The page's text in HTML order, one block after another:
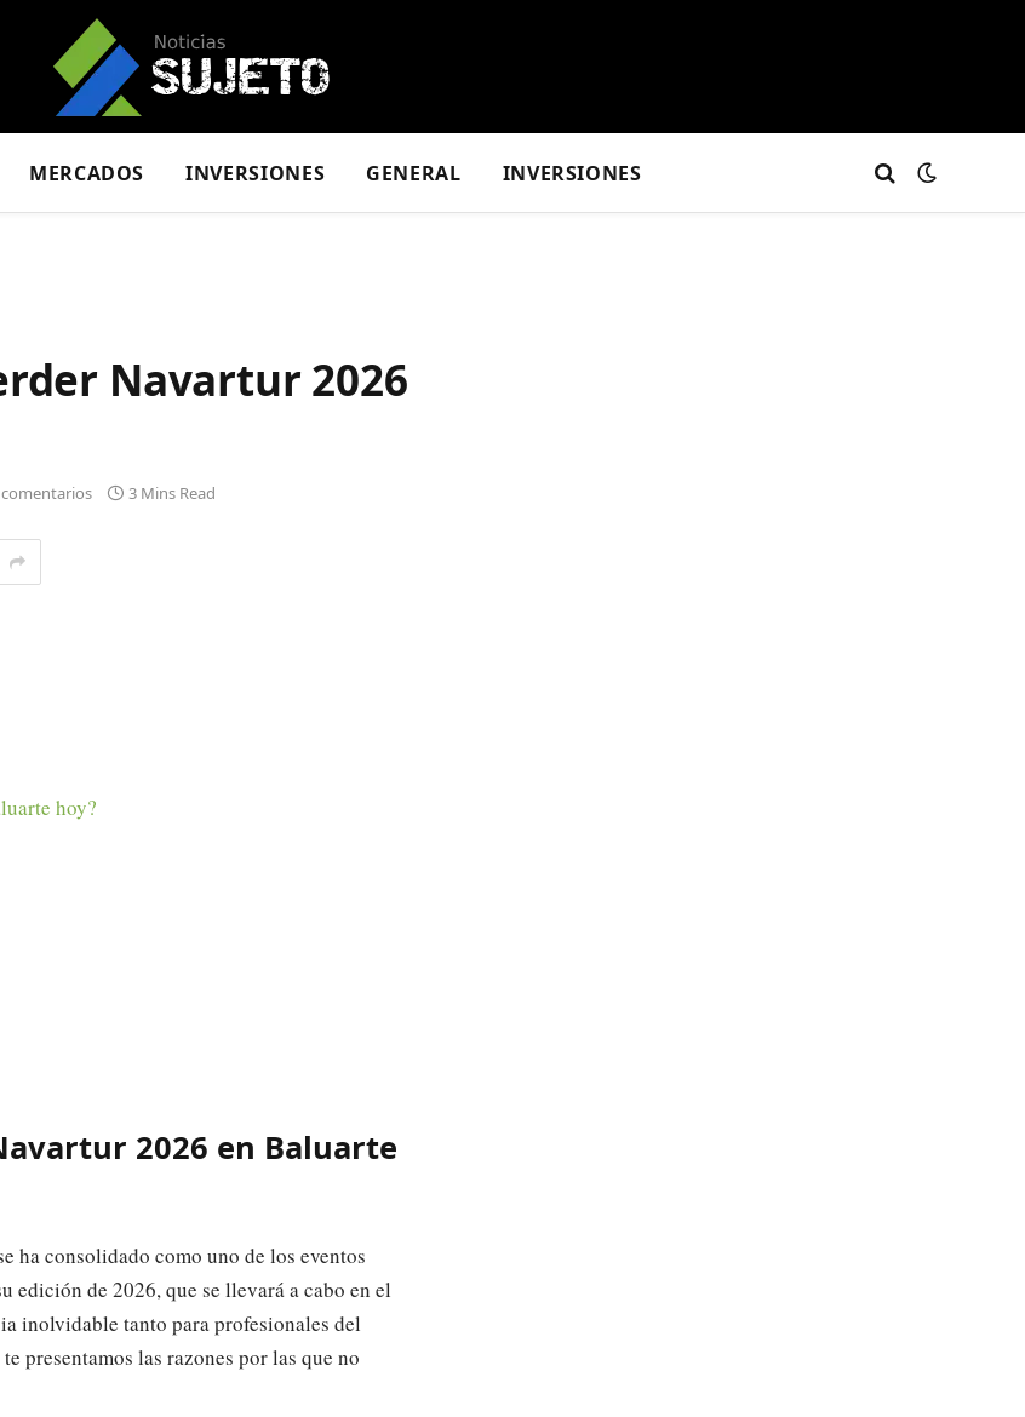
MERCADOS INVERSIONES GENERAL INVERSIONES
Navartur 2026
3 Mins Read
hoy?
2026 en Baluarte
ha consolidado como uno de los eventos
edición de 2026, que se llevará a cabo en el
inolvidable tanto para profesionales del
presentamos las razones por las que no